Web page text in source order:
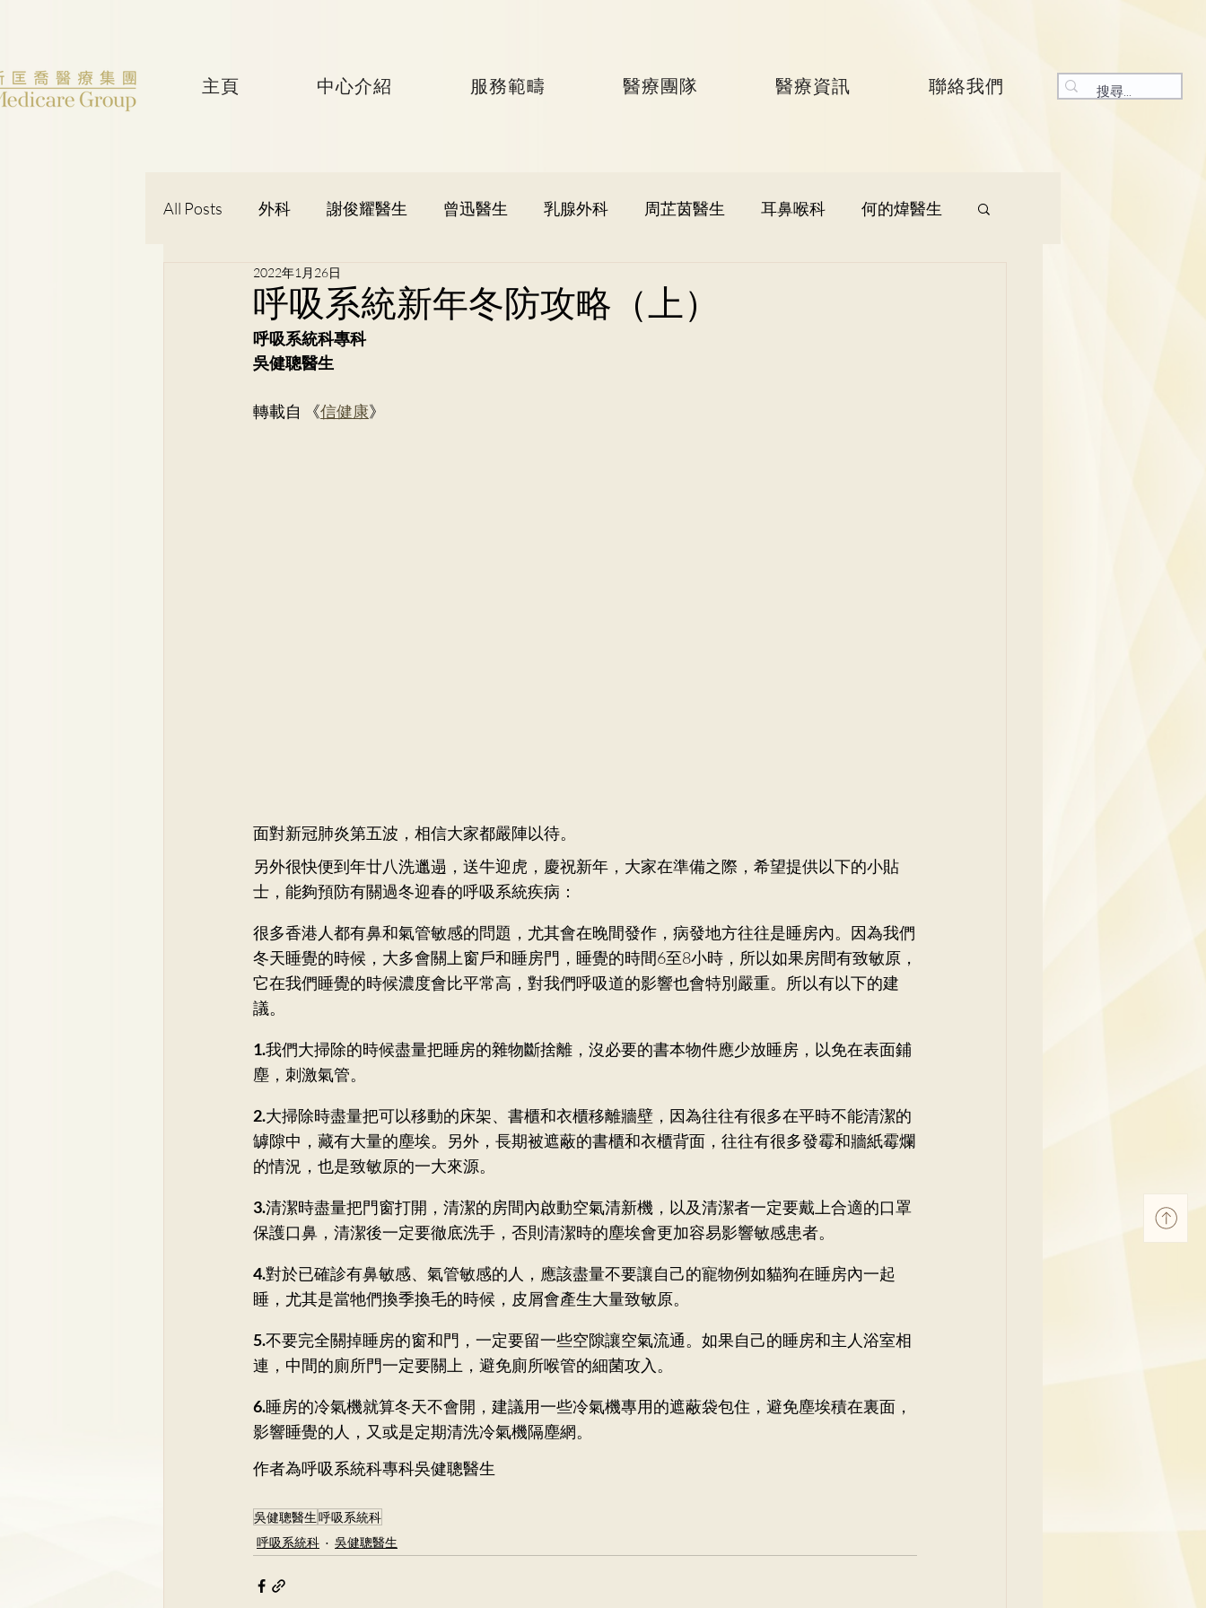
主頁 中心介紹 服務範疇 醫療團隊 醫療資訊 聯絡我們
All Posts 外科 謝俊耀醫生 曾迅醫生 乳腺外科 周芷茵醫生 耳鼻喉科 何的煒醫生
黃潔華醫生
吳健聰醫生 神經外科
李崇義醫生
呼吸系統新年冬防攻略（上）
2022年1月26日
呼吸系統科專科
吳健聰醫生
轉載自 《信健康》
面對新冠肺炎第五波，相信大家都嚴陣以待。
另外很快便到年廿八洗邋遢，送牛迎虎，慶祝新年，大家在準備之際，希望提供以下的小貼
士，能夠預防有關過冬迎春的呼吸系統疾病：
很多香港人都有鼻和氣管敏感的問題，尤其會在晚間發作，病發地方往往是睡房內。因為我們
冬天睡覺的時候，大多會關上窗戶和睡房門，睡覺的時間6至8小時，所以如果房間有致敏原，
它在我們睡覺的時候濃度會比平常高，對我們呼吸道的影響也會特別嚴重。所以有以下的建
議。
1.我們大掃除的時候盡量把睡房的雜物斷捨離，沒必要的書本物件應少放睡房，以免在表面鋪
塵，刺激氣管。
2.大掃除時盡量把可以移動的床架、書櫃和衣櫃移離牆壁，因為往往有很多在平時不能清潔的
罅隙中，藏有大量的塵埃。另外，長期被遮蔽的書櫃和衣櫃背面，往往有很多發霉和牆紙霉爛
的情況，也是致敏原的一大來源。
3.清潔時盡量把門窗打開，清潔的房間內啟動空氣清新機，以及清潔者一定要戴上合適的口罩
保護口鼻，清潔後一定要徹底洗手，否則清潔時的塵埃會更加容易影響敏感患者。
4.對於已確診有鼻敏感、氣管敏感的人，應該盡量不要讓自己的寵物例如貓狗在睡房內一起
睡，尤其是當牠們換季換毛的時候，皮屑會產生大量致敏原。
5.不要完全關掉睡房的窗和門，一定要留一些空隙讓空氣流通。如果自己的睡房和主人浴室相
連，中間的廁所門一定要關上，避免廁所喉管的細菌攻入。
6.睡房的冷氣機就算冬天不會開，建議用一些冷氣機專用的遮蔽袋包住，避免塵埃積在裏面，
影響睡覺的人，又或是定期清洗冷氣機隔塵網。
作者為呼吸系統科專科吳健聰醫生
吳健聰醫生呼吸系統科
呼吸系統科
吳健聰醫生